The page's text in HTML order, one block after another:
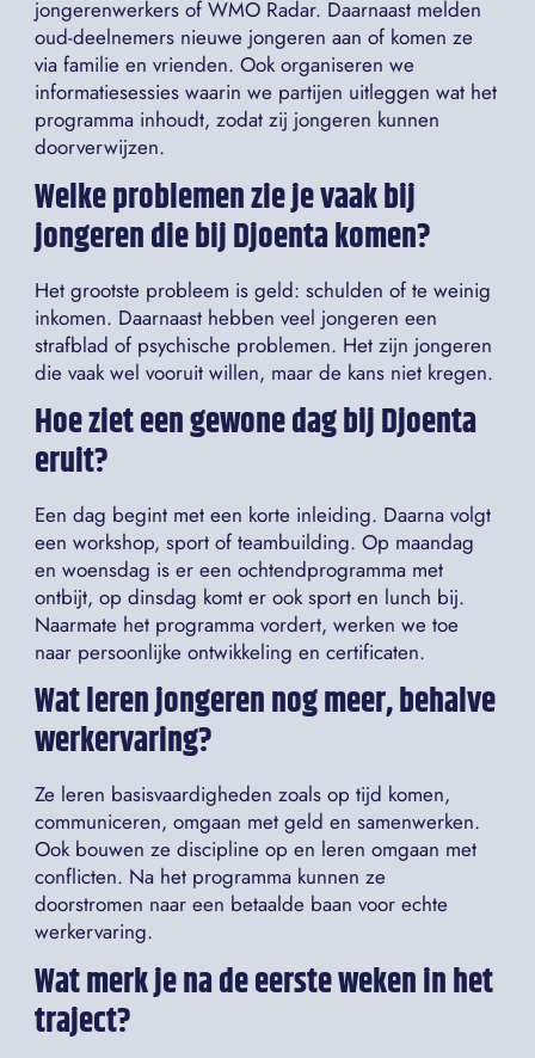
jongerenwerkers of WMO Radar. Daarnaast melden
oud-deelnemers nieuwe jongeren aan of komen ze
via familie en vrienden. Ook organiseren we
informatiesessies waarin we partijen uitleggen wat het
programma inhoudt, zodat zij jongeren kunnen
doorverwijzen.
Welke problemen zie je vaak bij
jongeren die bij Djoenta komen?
Het grootste probleem is geld: schulden of te weinig
inkomen. Daarnaast hebben veel jongeren een
strafblad of psychische problemen. Het zijn jongeren
die vaak wel vooruit willen, maar de kans niet kregen.
Hoe ziet een gewone dag bij Djoenta
eruit?
Een dag begint met een korte inleiding. Daarna volgt
een workshop, sport of teambuilding. Op maandag
en woensdag is er een ochtendprogramma met
ontbijt, op dinsdag komt er ook sport en lunch bij.
Naarmate het programma vordert, werken we toe
naar persoonlijke ontwikkeling en certificaten.
Wat leren jongeren nogmeer, behalve
werkervaring?
Ze leren basisvaardigheden zoals op tijd komen,
communiceren, omgaan met geld en samenwerken.
Ook bouwen ze discipline op en leren omgaan met
conflicten. Na het programma kunnen ze
doorstromen naar een betaalde baan voor echte
werkervaring.
Wat merk je na de eerste weken in het
traject?